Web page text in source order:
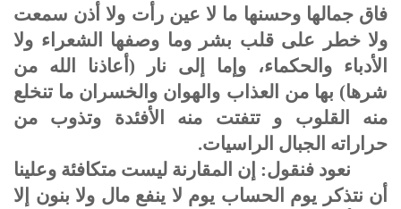
فاق جمالها وحسنها ما لا عين رأت ولا أذن سمعت
ولا خطر على قلب بشر وما وصفها الشعراء ولا
الأدباء والحكماء، وإما إلى نار (أعاذنا الله من
شرها) بها من العذاب والهوان والخسران ما تنخلع
منه القلوب و تتفتت منه الأفئدة وتذوب من
حراراته الجبال الراسيات.
نعود فنقول: إن المقارنة ليست متكافئة وعلينا
أن نتذكر يوم الحساب يوم لا ينفع مال ولا بنون إلا